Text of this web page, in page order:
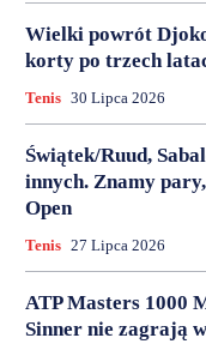
Wielki powrót
korty po trzech
Tenis 30 Lipca 2026
Świątek/Ruud,
innych. Znamy
Open
Tenis 27 Lipca 2026
ATP Masters 1000
Sinner nie zagrają